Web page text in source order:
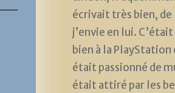
écrivait très bien, de
j’envie en lui.
bien à la
était passionné de
était attiré par les